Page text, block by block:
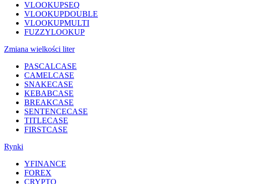
VLOOKUPSEQ
VLOOKUPDOUBLE
VLOOKUPMULTI
FUZZYLOOKUP
Zmiana wielkości liter
PASCALCASE
CAMELCASE
SNAKECASE
KEBABCASE
BREAKCASE
SENTENCECASE
TITLECASE
FIRSTCASE
Rynki
YFINANCE
FOREX
CRYPTO